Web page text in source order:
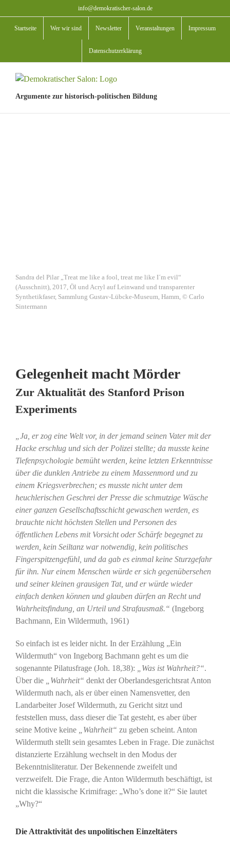
Inhalt
springen
info@demokratischer-salon.de
Startseite Wer wir sind Newsletter Veranstaltungen Impressum
Datenschutzerklärung
Argumente zur historisch-politischen Bildung
Sandra del Pilar „Treat me like a fool, treat me like I´m evil“
(Ausschnitt), 2017, Öl und Acryl auf Leinwand und transparenter
Synthetikfaser, Sammlung Gustav-Lübcke-Museum, Hamm, © Carlo
Sintermann
Gelegenheit macht Mörder
Zur Aktualität des Stanford Prison
Experiments
„Ja, er zog eine Welt vor, in der jemand seinen Vater mit der
Hacke erschlug und sich der Polizei stellte; da musste keine
Tiefenpsychologie bemüht werden, keine letzten Erkenntnisse
über die dunklen Antriebe zu einem Massenmord und zu
einem Kriegsverbrechen; es musste nicht unter dem
heuchlerischen Geschrei der Presse die schmutzige Wäsche
einer ganzen Gesellschaftsschicht gewaschen werden, es
brauchte nicht höchsten Stellen und Personen des
öffentlichen Lebens mit Vorsicht oder Schärfe begegnet zu
werden, kein Seiltanz war notwendig, kein politisches
Fingerspitzengefühl, und da gab es einmal keine Sturzgefahr
für ihn. Nur einem Menschen würde er sich gegenübersehen
und seiner kleinen grausigen Tat, und er würde wieder
einfach denken können und glauben dürfen an Recht und
Wahrheitsfindung, an Urteil und Strafausmaß.“ (Ingeborg
Bachmann, Ein Wildermuth, 1961)
So einfach ist es leider nicht. In der Erzählung „Ein
Wildermuth“ von Ingeborg Bachmann geht es um die
sogenannte Pilatusfrage (Joh. 18,38): „Was ist Wahrheit?“.
Über die „Wahrheit“ denkt der Oberlandesgerichtsrat Anton
Wildermuth nach, als er über einen Namensvetter, den
Landarbeiter Josef Wildermuth, zu Gericht sitzt und
feststellen muss, dass dieser die Tat gesteht, es aber über
seine Motive keine „Wahrheit“ zu geben scheint. Anton
Wildermuth stellt sein gesamtes Leben in Frage. Die zunächst
distanzierte Erzählung wechselt in den Modus der
Bekenntnisliteratur. Der Bekennende zweifelt und
verzweifelt. Die Frage, die Anton Wildermuth beschäftigt, ist
nicht die klassische Krimifrage: „Who’s done it?“ Sie lautet
„Why?“
Die Attraktivität des unpolitischen Einzeltäters